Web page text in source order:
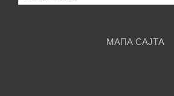
чланака
МАПА САЈТА